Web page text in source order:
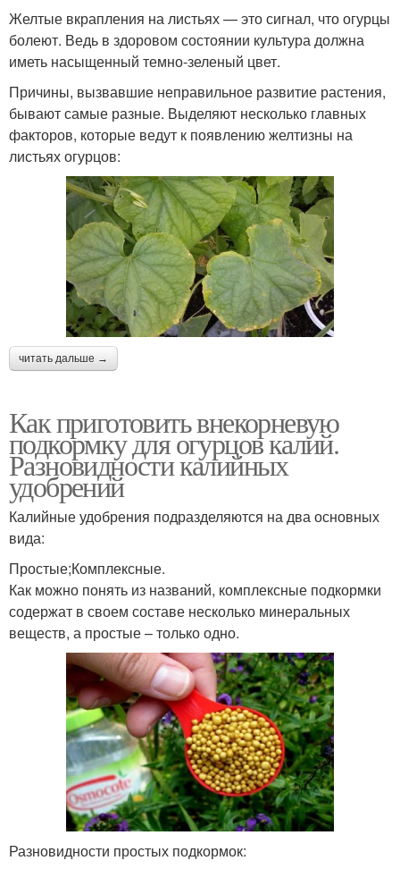
Желтые вкрапления на листьях — это сигнал, что огурцы
болеют. Ведь в здоровом состоянии культура должна
иметь насыщенный темно-зеленый цвет.
Причины, вызвавшие неправильное развитие растения,
бывают самые разные. Выделяют несколько главных
факторов, которые ведут к появлению желтизны на
листьях огурцов:
читать дальше →
Как приготовить внекорневую
подкормку для огурцов калий.
Разновидности калийных
удобрений
Калийные удобрения подразделяются на два основных
вида:
Простые;Комплексные.
Как можно понять из названий, комплексные подкормки
содержат в своем составе несколько минеральных
веществ, а простые – только одно.
Разновидности простых подкормок: